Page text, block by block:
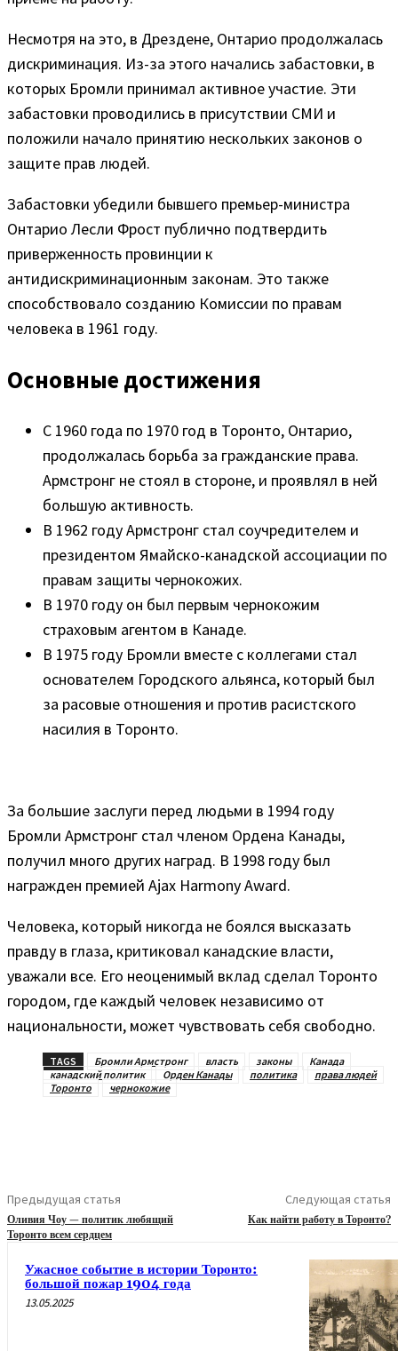
Несмотря на это, в Дрездене, Онтарио продолжалась
дискриминация. Из-за этого начались забастовки, в
которых Бромли принимал активное участие. Эти
забастовки проводились в присутствии СМИ и
положили начало принятию нескольких законов о
защите прав людей.
Забастовки убедили бывшего премьер-министра
Онтарио Лесли Фрост публично подтвердить
приверженность провинции к
антидискриминационным законам. Это также
способствовало созданию Комиссии по правам
человека в 1961 году.
Основные достижения
С 1960 года по 1970 год в Торонто, Онтарио,
продолжалась борьба за гражданские права.
Армстронг не стоял в стороне, и проявлял в ней
большую активность.
В 1962 году Армстронг стал соучредителем и
президентом Ямайско-канадской ассоциации по
правам защиты чернокожих.
В 1970 году он был первым чернокожим
страховым агентом в Канаде.
В 1975 году Бромли вместе с коллегами стал
основателем Городского альянса, который был
за расовые отношения и против расистского
насилия в Торонто.
За большие заслуги перед людьми в 1994 году
Бромли Армстронг стал членом Ордена Канады,
получил много других наград. В 1998 году был
награжден премией Ajax Harmony Award.
Человека, который никогда не боялся высказать
правду в глаза, критиковал канадские власти,
уважали все. Его неоценимый вклад сделал Торонто
городом, где каждый человек независимо от
национальности, может чувствовать себя свободно.
TAGS Бромли Армстронг власть законы
Канада
канадский политик
Орден Канады политика
права людей
Торонто
чернокожие
Предыдущая статья
Оливия Чоу — политик любящий
Торонто всем сердцем
Следующая статья
Как найти работу в Торонто?
Ужасное событие в истории Торонто:
большой пожар 1904 года
13.05.2025